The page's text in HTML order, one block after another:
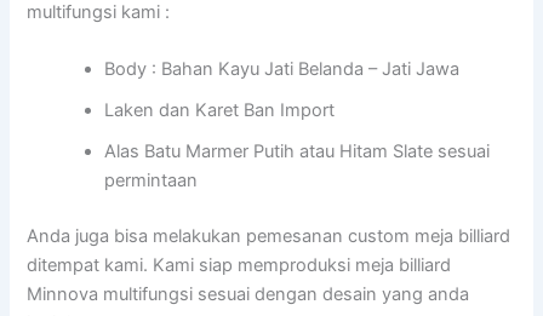
multifungsi kami :
Body : Bahan Kayu Jati Belanda – Jati Jawa
Laken dan Karet Ban Import
Alas Batu Marmer Putih atau Hitam Slate sesuai
permintaan
Anda juga bisa melakukan pemesanan custom meja billiard
ditempat kami. Kami siap memproduksi meja billiard
Minnova multifungsi sesuai dengan desain yang anda